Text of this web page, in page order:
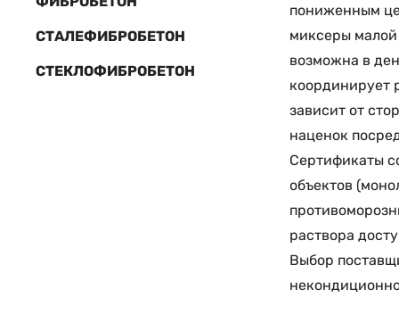
СТАЛЕФИБРОБЕТОН
СТЕКЛОФИБРОБЕТОН
пониженным
миксеры малой
возможна в
координирует
зависит от
наценок
Сертификаты
объектов
раствора
Выбор